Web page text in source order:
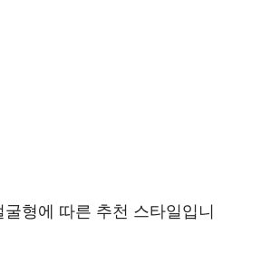
형에 따른 추천 스타일입니